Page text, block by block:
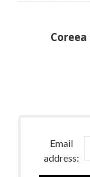
Email
address: